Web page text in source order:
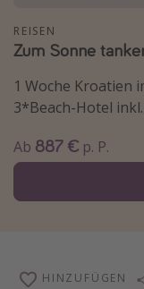
Japan Rundreise
Reisethemen
Wellnessurlaub
Singlereisen
REISEN
Zum Sonne
1 Woche Kroatien
3*Beach-Hotel
Ab 887 € p. P.
HINZUFÜGEN